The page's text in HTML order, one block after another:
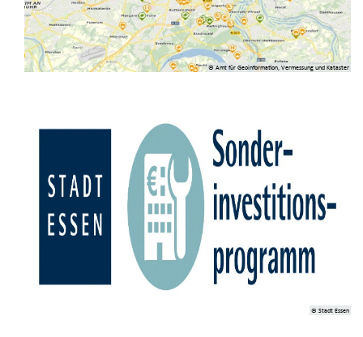
© Amt für Geoinformation, Vermessung und Kataster
© Stadt Essen